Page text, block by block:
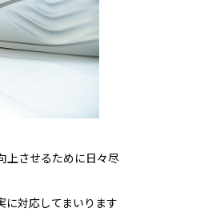
上させるために日々尽
に対応してまいります